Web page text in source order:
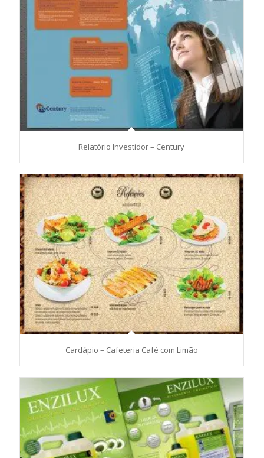
Relatório Investidor – Century
Cardápio – Cafeteria Café com Limão